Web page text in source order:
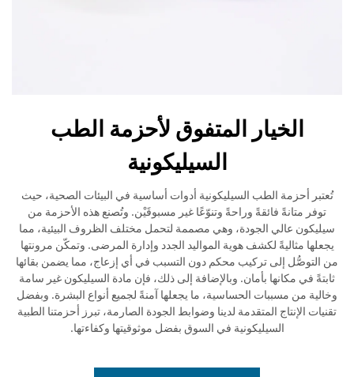
الخيار المتفوق لأحزمة الطب
السيليكونية
تُعتبر أحزمة الطب السيليكونية أدوات أساسية في البيئات الصحية، حيث
توفر متانةً فائقةً وراحةً وتنوّعًا غير مسبوقَيْن. وتُصنع هذه الأحزمة من
سيليكون عالي الجودة، وهي مصممة لتحمل مختلف الظروف البيئية، مما
يجعلها مثاليةً لكشف هوية المواليد الجدد وإدارة المرضى. وتمكّن مرونتها
من التوصُّل إلى تركيب محكم دون التسبب في أي إزعاج، مما يضمن بقائها
ثابتةً في مكانها بأمان. وبالإضافة إلى ذلك، فإن مادة السيليكون غير سامة
وخالية من مسببات الحساسية، ما يجعلها آمنةً لجميع أنواع البشرة. وبفضل
تقنيات الإنتاج المتقدمة لدينا وضوابط الجودة الصارمة، تبرز أحزمتنا الطبية
السيليكونية في السوق بفضل موثوقيتها وكفاءتها.